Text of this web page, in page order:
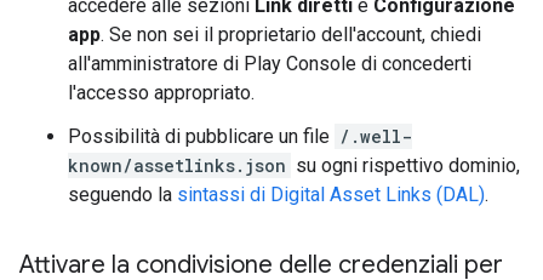
accedere alle sezioni Link diretti e Configurazione
app. Se non sei il proprietario dell'account, chiedi
all'amministratore di Play Console di concederti
l'accesso appropriato.
Possibilità di pubblicare un file /.well-
known/assetlinks.json su ogni rispettivo dominio,
seguendo la sintassi di Digital Asset Links (DAL).
Attivare la condivisione delle credenziali per